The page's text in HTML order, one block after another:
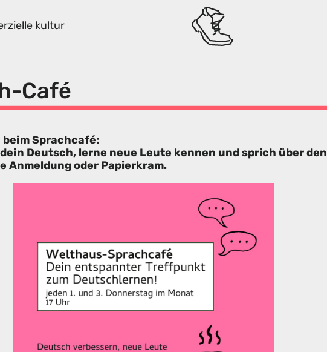
kultur
Café
beim Sprachcafé:
Deutsch, lerne neue Leute kennen und sprich über den
Anmeldung oder Papierkram.